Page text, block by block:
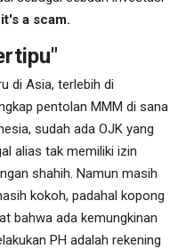
a scam.
di Asia, terlebih di
pentolan MMM di sana
sudah ada OJK yang
alias tak memiliki izin
shahih. Namun masih
kokoh, padahal kopong
bahwa ada kemungkinan
PH adalah rekening